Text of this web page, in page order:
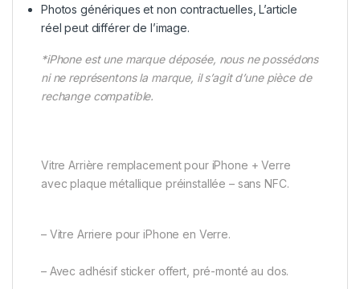
Photos génériques et non contractuelles, L’article
réel peut différer de l’image.
*iPhone est une marque déposée, nous ne possédons
ni ne représentons la marque, il s’agit d’une pièce de
rechange compatible.
Vitre Arrière remplacement pour iPhone + Verre
avec plaque métallique préinstallée – sans NFC.
– Vitre Arriere pour iPhone en Verre.
– Avec adhésif sticker offert, pré-monté au dos.